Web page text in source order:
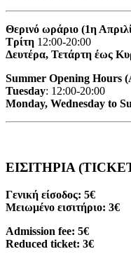
Θερινό ωράριο (1η
Τρίτη 12:00-20:00
Δευτέρα, Τετάρτη έως
Summer Opening Hours
Tuesday: 12:00-20:00
Monday, Wednesday to
ΕΙΣΙΤΗΡΙΑ
Γενική είσοδος: 5€
Μειωμένο εισιτήριο: 3€
Admission fee: 5€
Reduced ticket: 3€